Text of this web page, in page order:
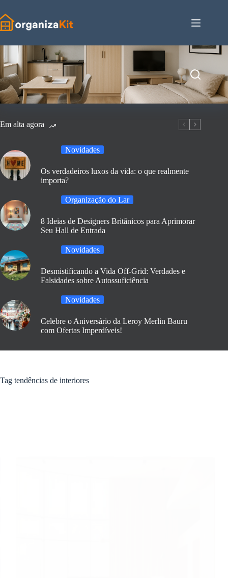
para
o
conteúdo
Em alta agora
Novidades
Os verdadeiros luxos da vida: o que realmente
importa?
Organização do Lar
8 Ideias de Designers Britânicos para Aprimorar
Seu Hall de Entrada
Novidades
Desmistificando a Vida Off-Grid: Verdades e
Falsidades sobre Autossuficiência
Novidades
Celebre o Aniversário da Leroy Merlin Bauru
com Ofertas Imperdíveis!
Tag tendências de interiores